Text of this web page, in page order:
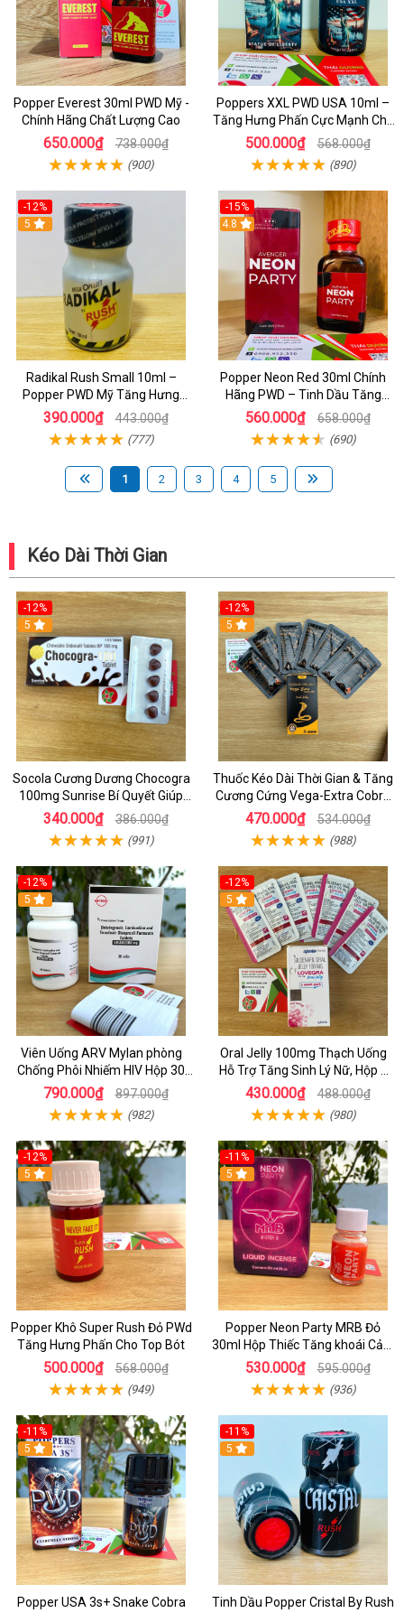
Popper Everest 30ml PWD Mỹ -
Chính Hãng Chất Lượng Cao
650.000₫ 738.000₫
(900)
Poppers XXL PWD USA 10ml –
Tăng Hưng Phấn Cực Mạnh Cho
Top Bot Khi Yêu
500.000₫ 568.000₫
(890)
-12%
5
Radikal Rush Small 10ml –
Popper PWD Mỹ Tăng Hưng
Phấn, Kích Thích Cực Mạnh Cho
Cuộc Yêu
390.000₫ 443.000₫
(777)
-15%
4.8
Popper Neon Red 30ml Chính
Hãng PWD – Tinh Dầu Tăng
Hưng Phấn Cực Mạnh Cho Bot
560.000₫ 658.000₫
(690)
1 2 3 4 5
Kéo Dài Thời Gian
-12%
5
Socola Cương Dương Chocogra
100mg Sunrise Bí Quyết Giúp
Nam Giới Sung Mãn
340.000₫ 386.000₫
(991)
-12%
5
Thuốc Kéo Dài Thời Gian & Tăng
Cương Cứng Vega-Extra Cobra
200mg Oral Jelly Chính Hãng
470.000₫ 534.000₫
(988)
-12%
5
Viên Uống ARV Mylan phòng
Chống Phôi Nhiếm HIV Hộp 30
viên
790.000₫ 897.000₫
(982)
-12%
5
Oral Jelly 100mg Thạch Uống
Hỗ Trợ Tăng Sinh Lý Nữ, Hộp 7
Gói
430.000₫ 488.000₫
(980)
-12%
5
Popper Khô Super Rush Đỏ PWd
Tăng Hưng Phấn Cho Top Bót
500.000₫ 568.000₫
(949)
-11%
5
Popper Neon Party MRB Đỏ
30ml Hộp Thiếc Tăng khoái Cảm
Mạnh Cho Top Bot
530.000₫ 595.000₫
(936)
-11%
5
Popper USA 3s+ Snake Cobra
-11%
5
Tinh Dầu Popper Cristal By Rush